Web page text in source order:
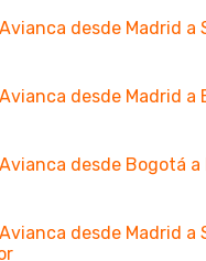
desde Madrid a
desde Madrid a
desde Bogotá a
desde Madrid a